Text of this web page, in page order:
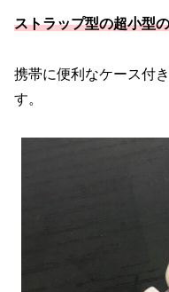
ストラップ型の超小型
携帯に便利なケース付
す。